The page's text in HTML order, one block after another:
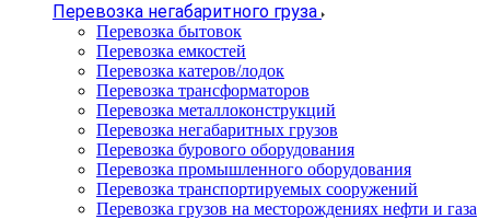
Перевозка негабаритного груза
Перевозка бытовок
Перевозка емкостей
Перевозка катеров/лодок
Перевозка трансформаторов
Перевозка металлоконструкций
Перевозка негабаритных грузов
Перевозка бурового оборудования
Перевозка промышленного оборудования
Перевозка транспортируемых сооружений
Перевозка грузов на месторождениях нефти и газа